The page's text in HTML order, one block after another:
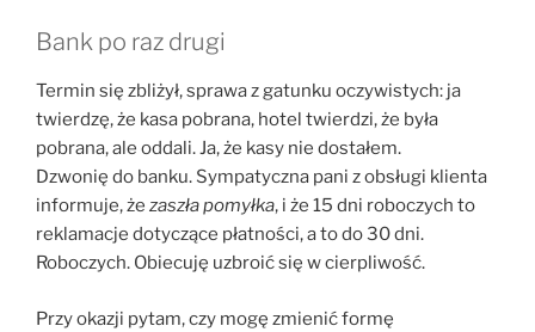
Bank po raz drugi
Termin się zbliżył, sprawa z gatunku oczywistych: ja
twierdzę, że kasa pobrana, hotel twierdzi, że była
pobrana, ale oddali. Ja, że kasy nie dostałem.
Dzwonię do banku. Sympatyczna pani z obsługi klienta
informuje, że zaszła pomyłka, i że 15 dni roboczych to
reklamacje dotyczące płatności, a to do 30 dni.
Roboczych. Obiecuję uzbroić się w cierpliwość.
Przy okazji pytam, czy mogę zmienić formę